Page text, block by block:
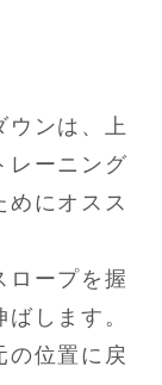
ウンは、上
レーニング
めにオスス
ロープを握
します。
の位置に戻